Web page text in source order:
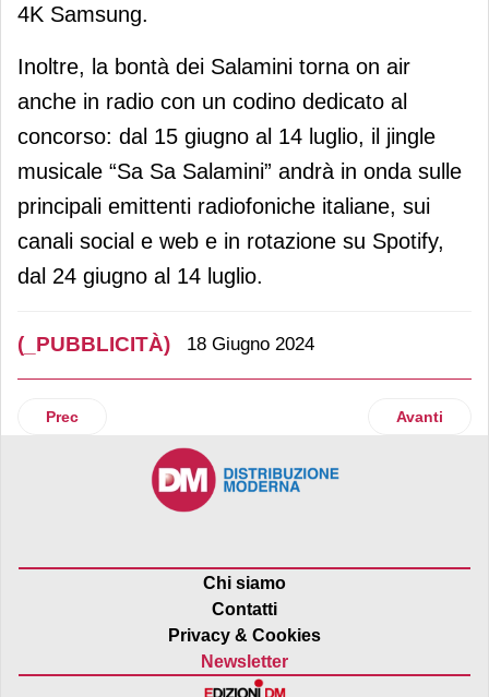
4K Samsung.
Inoltre, la bontà dei Salamini torna on air
anche in radio con un codino dedicato al
concorso: dal 15 giugno al 14 luglio, il jingle
musicale “Sa Sa Salamini” andrà in onda sulle
principali emittenti radiofoniche italiane, sui
canali social e web e in rotazione su Spotify,
dal 24 giugno al 14 luglio.
(_PUBBLICITÀ) 18 Giugno 2024
Articolo precedente: Esselunga lancia una nuova
Prec Articolo
Avanti
Chi siamo
Contatti
Privacy & Cookies
Newsletter